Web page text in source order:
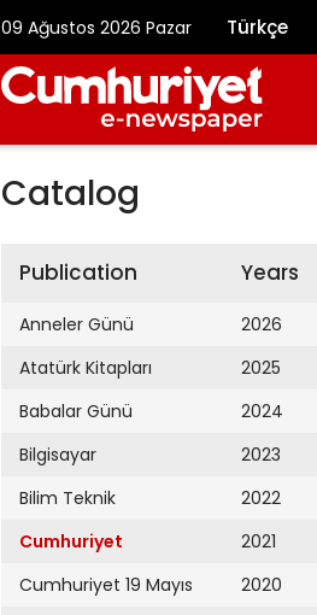
09 Ağustos 2026 Pazar Türkçe
Catalog
Publication
Anneler Günü
Atatürk Kitapları
Babalar Günü
Bilgisayar
Bilim Teknik
Cumhuriyet
Cumhuriyet 19 Mayıs
Years
2026
2025
2024
2023
2022
2021
2020